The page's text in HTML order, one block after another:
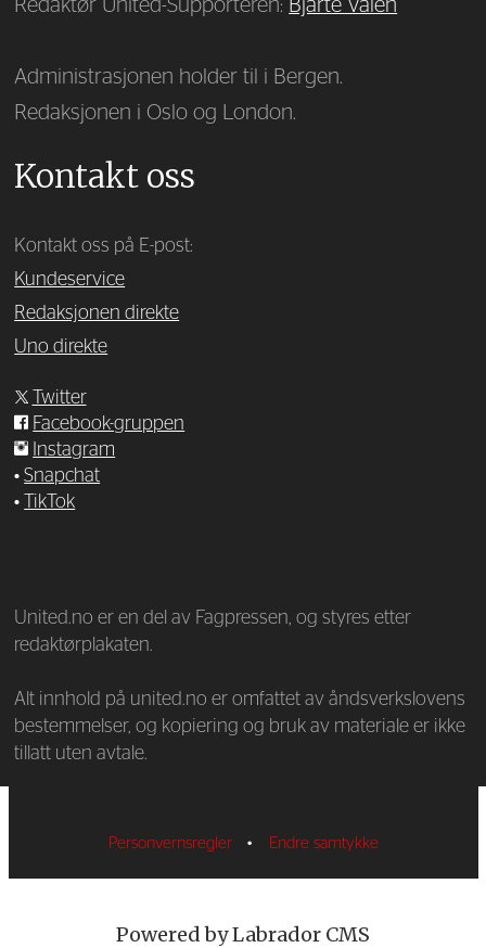
Redaktør United-Supporteren: Bjarte Valen
Administrasjonen holder til i Bergen.
Redaksjonen i Oslo og London.
Kontakt oss
Kontakt oss på E-post:
Kundeservice
Redaksjonen direkte
Uno direkte
Twitter
Facebook-gruppen
Instagram
•Snapchat
•
TikTok
United.no er en del av Fagpressen, og styres etter
redaktørplakaten.
Alt innhold på united.no er omfattet av åndsverkslovens
bestemmelser, og kopiering og bruk av materiale er ikke
tillatt uten avtale.
Personvernsregler • Endre samtykke
Powered by Labrador CMS